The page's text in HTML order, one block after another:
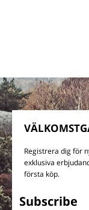
Registrera dig för
exklusiva
första köp.
Subscribe